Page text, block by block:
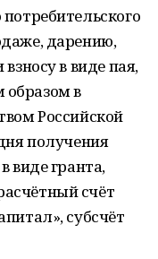
дарению,
в виде пая,
в
Российской
получения
виде гранта,
счёт
субсчёт